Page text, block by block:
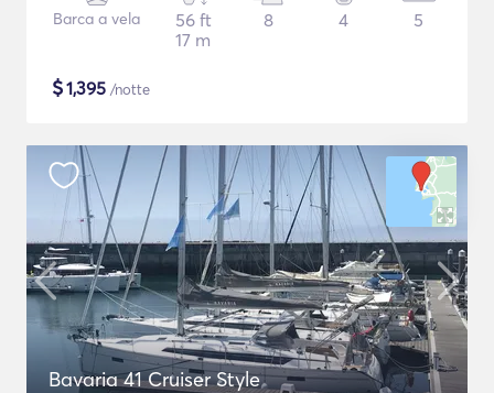
Barca a vela
56 ft
17 m
8 4 5
$1,395 /notte
Bavaria 41 Cruiser Style